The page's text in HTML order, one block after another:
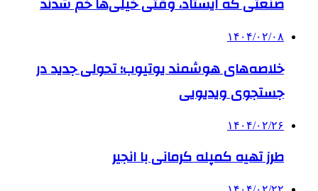
۱۴۰۴/۰۲/۰۸
خلاصه‌های هوشمند یوتیوب؛ تحولی جدید در
جستجوی ویدیویی
۱۴۰۴/۰۲/۲۶
طرز تهیه کمپله کرمانی با انجیر